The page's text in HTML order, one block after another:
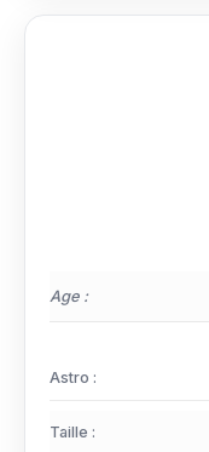
Age :
Astro :
Taille :